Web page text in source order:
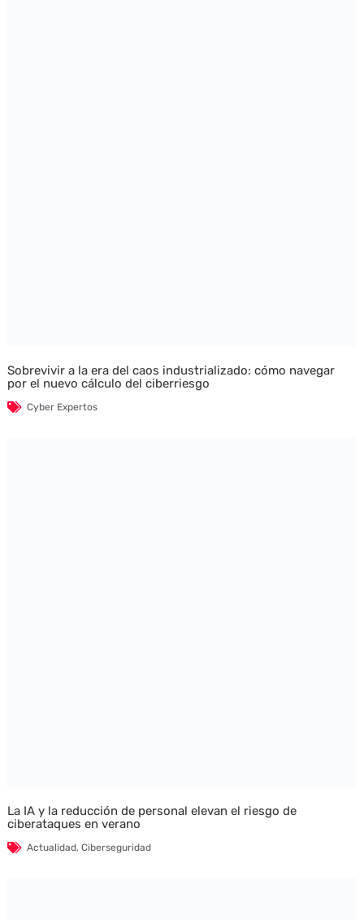
Sobrevivir a la era del caos industrializado: cómo navegar
por el nuevo cálculo del ciberriesgo
Cyber Expertos
La IA y la reducción de personal elevan el riesgo de
ciberataques en verano
Actualidad, Ciberseguridad